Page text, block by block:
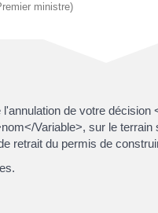
ministre)
de votre
Variable>, sur le
retrait du permis de